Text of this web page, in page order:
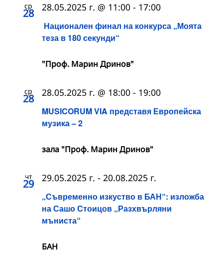
ср
28
Национален финал на конкурса „Моята
теза в 180 секунди“
28.05.2025 г. @ 11:00 - 17:00
"Проф. Марин Дринов"
ср
28
MUSICORUM VIA представя Европейска
музика – 2
28.05.2025 г. @ 18:00 - 19:00
зала "Проф. Марин Дринов"
чт
29
„Съвременно изкуство в БАН“: изложба
на Сашо Стоицов „Разхвърляни
мъниста“
29.05.2025 г. - 20.08.2025 г.
БАН